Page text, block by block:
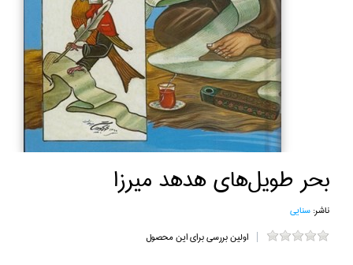
بحر طويل‌هاي هدهد ميرزا
ناشر:سنايي
اولین بررسی برای این محصول